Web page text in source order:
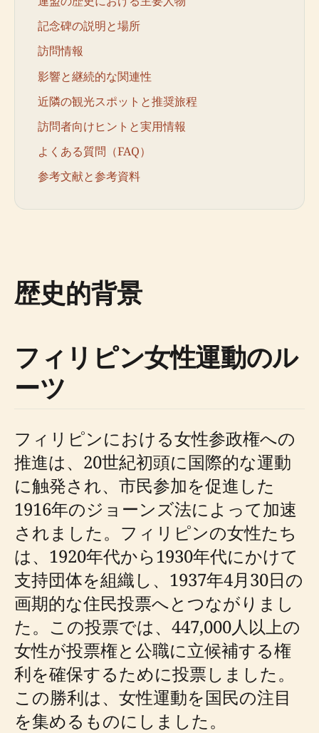
記念碑の説明と場所
訪問情報
影響と継続的な関連性
近隣の観光スポットと推奨旅程
訪問者向けヒントと実用情報
よくある質問（FAQ）
参考文献と参考資料
歴史的背景
フィリピン女性運動のル
ーツ
フィリピンにおける女性参政権への
推進は、20世紀初頭に国際的な運動
に触発され、市民参加を促進した
1916年のジョーンズ法によって加速
されました。フィリピンの女性たち
は、1920年代から1930年代にかけて
支持団体を組織し、1937年4月30日の
画期的な住民投票へとつながりまし
た。この投票では、447,000人以上の
女性が投票権と公職に立候補する権
利を確保するために投票しました。
この勝利は、女性運動を国民の注目
を集めるものにしました。